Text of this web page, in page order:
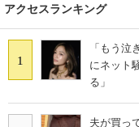
アクセスランキング
1
「もう
にネット
る」
夫が買っ